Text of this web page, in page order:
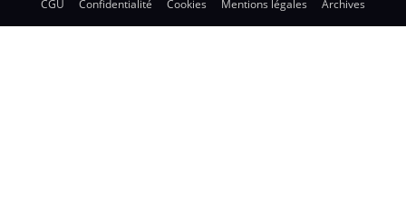
CGU Confidentialité Cookies Mentions légales Archives